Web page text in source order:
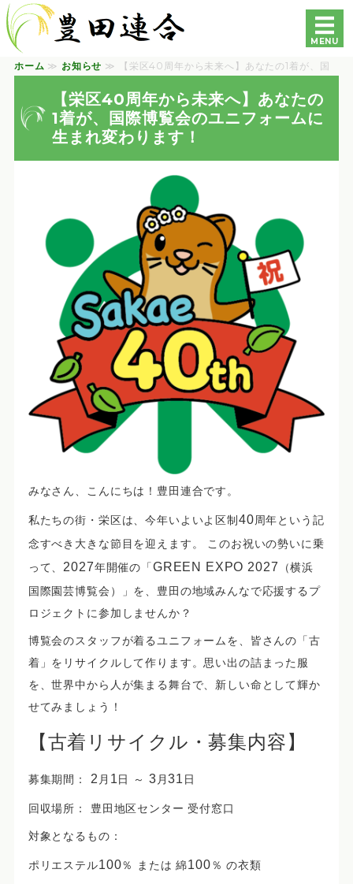
豊田連合町内会自治会
MENU
ホーム
各自治会・町内会の紹介
お問い合わせ
ホーム ≫ お知らせ ≫ 【栄区40周年から未来へ】あなたの1着が、国
【栄区40周年から未来へ】あなたの
1着が、国際博覧会のユニフォームに
生まれ変わります！
みなさん、こんにちは！豊田連合です。
私たちの街・ 栄区は、今年いよいよ区制 40周年という記
念すべき大きな節目を迎えます。 このお祝いの勢いに乗
って、 2027年開催の「GREEN EXPO 2027 （横浜
国際園芸博覧会）」を、豊田の地域みんなで応援するプ
ロジェクトに参加しませんか？
博覧会のスタッフが着るユニフォームを、皆さんの「古
着」をリサイクルして作ります。思い出の詰まった服
を、世界中から人が集まる舞台で、新しい命として輝か
せてみましょう！
【古着リサイクル・募集内容】
募集期間： 2 月 1日 ～ 3 月31 日
回収場所： 豊田地区センター 受付窓口
対象となるもの：
ポリエステル100％ または綿100％ の衣類